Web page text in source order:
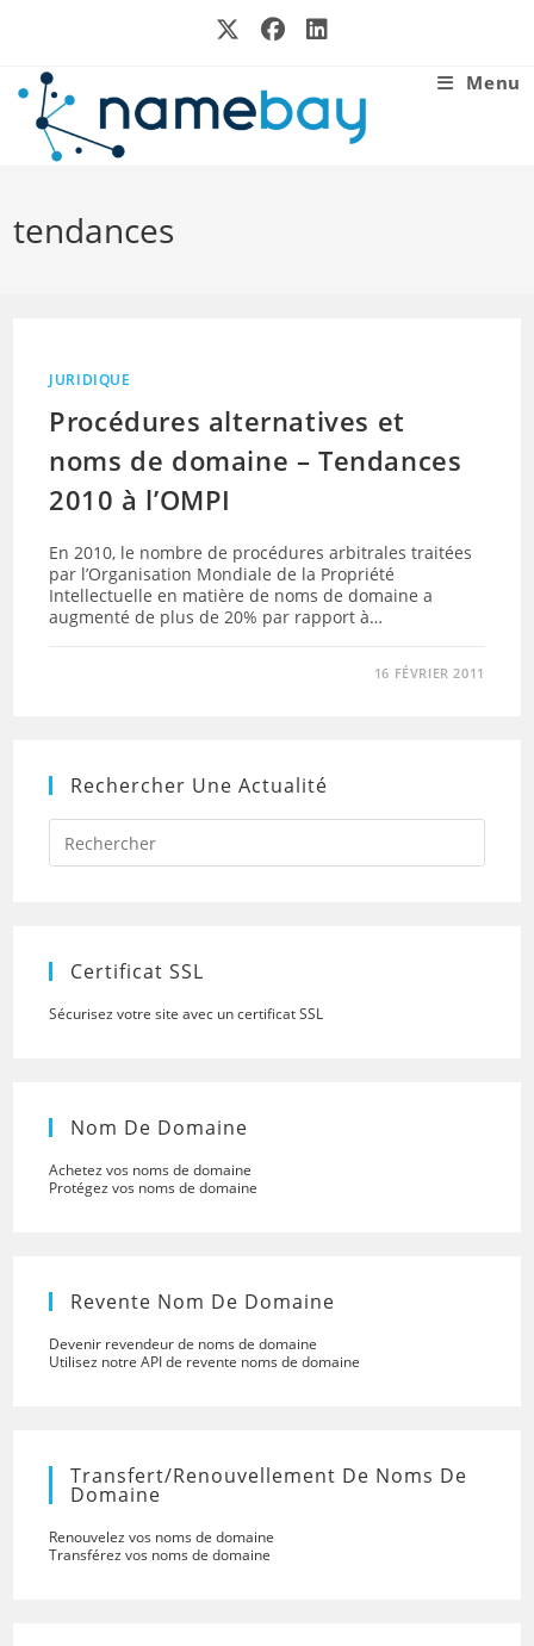
Menu
tendances
JURIDIQUE
Procédures alternatives et
noms de domaine – Tendances
2010 à l’OMPI
En 2010, le nombre de procédures arbitrales traitées
par l’Organisation Mondiale de la Propriété
Intellectuelle en matière de noms de domaine a
augmenté de plus de 20% par rapport à…
16 FÉVRIER 2011
Rechercher Une Actualité
Press
to
Certificat SSL
Sécurisez votre site avec un certificat SSL
Nom De Domaine
Achetez vos noms de domaine
Protégez vos noms de domaine
Revente Nom De Domaine
Devenir revendeur de noms de domaine
Utilisez notre API de revente noms de domaine
Transfert/renouvellement De Noms De
Domaine
Renouvelez vos noms de domaine
Transférez vos noms de domaine